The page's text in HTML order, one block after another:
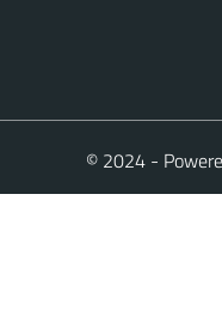
© 2024 -